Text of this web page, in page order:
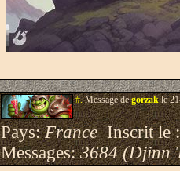
#.Message degorzakle
Pays:FranceInscrit le
Messages:3684 (Djinn